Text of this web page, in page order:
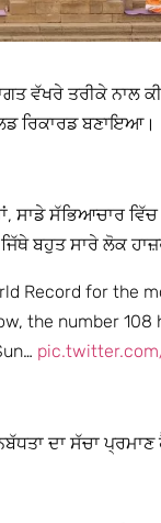
ਵੱਖਰੇ ਤਰੀਕੇ ਨਾਲ
ਰਿਕਾਰਡ ਬਣਾਇਆ।
ਸਾਡੇ ਸੱਭਿਆਚਾਰ
ਬਹੁਤ ਸਾਰੇ ਲੋਕ
Record for the
the number 108
ਦਾ ਸੱਚਾ ਪ੍ਰਮਾਣ